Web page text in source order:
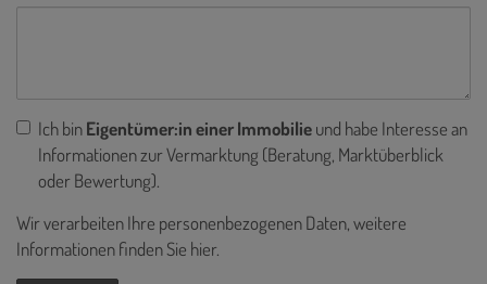
Ich binEigentümer:in einer Immobilieund habe Interesse an
Informationen zur Vermarktung (Beratung, Marktüberblick
oder Bewertung).
Wir verarbeiten Ihre personenbezogenen Daten, weitere
Informationen finden Sie hier.